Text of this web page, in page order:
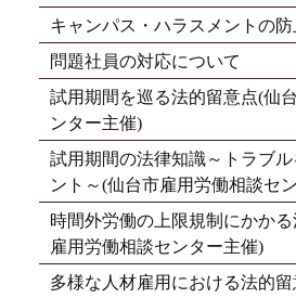
キャンパス・ハラスメントの
問題社員の対応について
試用期間を巡る法的留意点(仙
ンター主催)
試用期間の法律知識～トラブ
ント～(仙台市雇用労働相談セ
時間外労働の上限規制にかか
雇用労働相談センター主催)
多様な人材雇用における法的